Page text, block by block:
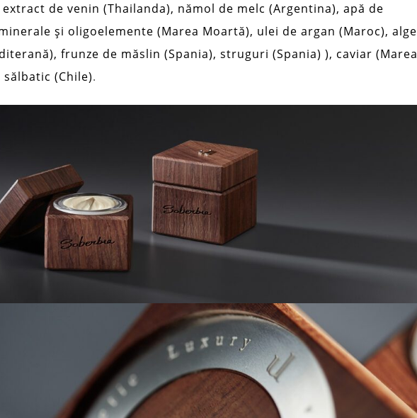
de venin (Thailanda), nămol de melc (Argentina), apă de
și oligoelemente (Marea Moartă), ulei de argan (Maroc), alge
frunze de măslin (Spania), struguri (Spania) ), caviar (Marea
(Chile).